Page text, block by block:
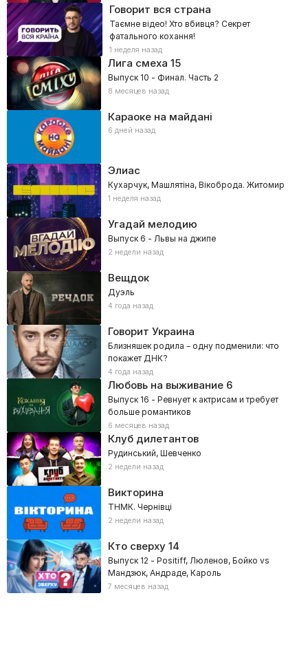
Говорит вся страна
Таємне відео! Хто вбивця? Секрет
фатального кохання!
1 неделя назад
Лига смеха 15
Выпуск 10 - Финал. Часть 2
8 месяцев назад
Караоке на майдані
6 дней назад
Элиас
Кухарчук, Машлятіна, Вікоброда. Житомир
1 неделя назад
Угадай мелодию
Выпуск 6 - Львы на джипе
2 недели назад
Вещдок
Дуэль
4 года назад
Говорит Украина
Близняшек родила – одну подменили: что
покажет ДНК?
4 года назад
Любовь на выживание6
Выпуск 16 - Ревнует к актрисам и требует
больше романтиков
6 месяцев назад
Клуб дилетантов
Рудинський, Шевченко
2 недели назад
Викторина
ТНМК. Чернівці
2 недели назад
Кто сверху14
Выпуск 12 - Positiff, Люленов, Бойко vs
Мандзюк, Андраде, Кароль
7 месяцев назад